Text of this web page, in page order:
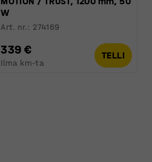
W
Art. nr.: 274169
339 €
Ilma km-ta
TELLI